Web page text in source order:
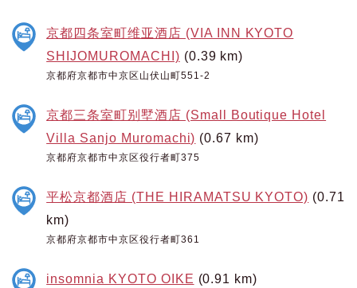
京都四条室町维亚酒店 (VIA INN KYOTO
SHIJOMUROMACHI) (0.39 km)
京都府京都市中京区山伏山町551-2
京都三条室町别墅酒店 (Small Boutique Hotel
Villa Sanjo Muromachi) (0.67 km)
京都府京都市中京区役行者町375
平松京都酒店 (THE HIRAMATSU KYOTO) (0.71
km)
京都府京都市中京区役行者町361
insomnia KYOTO OIKE (0.91 km)